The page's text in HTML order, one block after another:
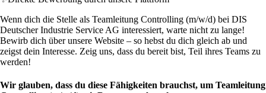
Wenn dich die Stelle als Teamleitung Controlling (m/w/d) bei DIS
Deutscher Industrie Service AG interessiert, warte nicht zu lange!
Bewirb dich über unsere Website – so hebst du dich gleich ab und
zeigst dein Interesse. Zeig uns, dass du bereit bist, Teil ihres Teams zu
werden!
Wir glauben, dass du diese Fähigkeiten brauchst, um Teamleitung